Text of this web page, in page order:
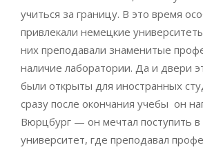
учиться за границу. В это время
привлекали немецкие
них преподавали знаменитые
наличие лаборатории. Да и двери
были открыты для иностранных
сразу после окончания учебы он
Вюрцбург — он мечтал поступить
университет, где преподавал